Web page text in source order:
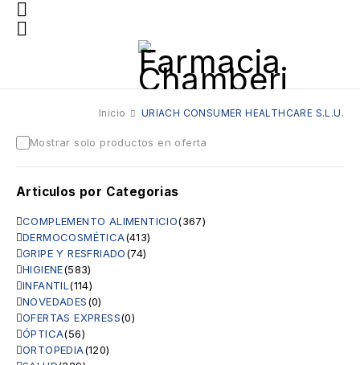
Inicio URIACH CONSUMER HEALTHCARE S.L.U.
Mostrar solo productos en oferta
Articulos por Categorias
COMPLEMENTO ALIMENTICIO(367)
DERMOCOSMÉTICA(413)
GRIPE Y RESFRIADO(74)
HIGIENE(583)
INFANTIL (114)
NOVEDADES(0)
OFERTAS EXPRESS(0)
ÓPTICA(56)
ORTOPEDIA(120)